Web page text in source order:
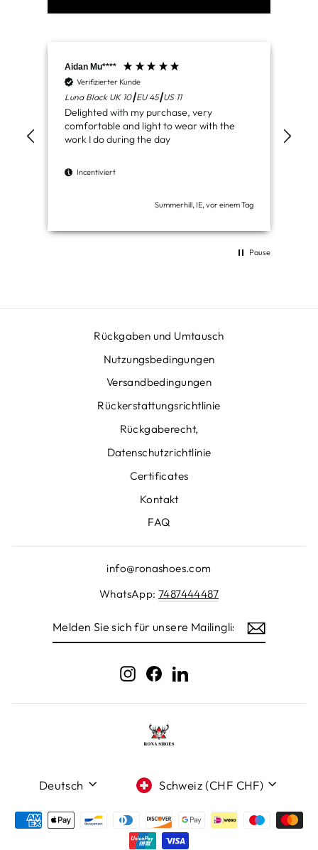
Aidan Mu****
Verifizierter Kunde
Luna Black UK 10┃EU 45┃US 11
Delighted with my purchase, very
comfortable and light to wear with the
work I do during the day
Incentiviert
Summerhill, IE, vor einem Tag
Pause
Rückgaben und Umtausch
Nutzungsbedingungen
Versandbedingungen
Rückerstattungsrichtlinie
Rückgaberecht,
Datenschutzrichtlinie
Certificates
Kontakt
FAQ
info@ronashoes.com
WhatsApp: 7487444487
Instagram
FacebookLinkedIn
Sprache
Deutsch Währung
Schweiz (CHF CHF)